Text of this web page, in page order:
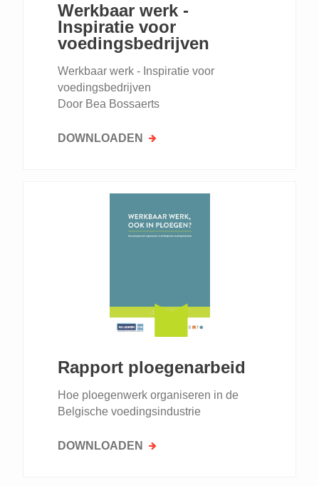
Werkbaar werk -
Inspiratie voor
voedingsbedrijven
Werkbaar werk - Inspiratie voor
voedingsbedrijven
Door Bea Bossaerts
DOWNLOADEN
Rapport ploegenarbeid
Hoe ploegenwerk organiseren in de
Belgische voedingsindustrie
DOWNLOADEN